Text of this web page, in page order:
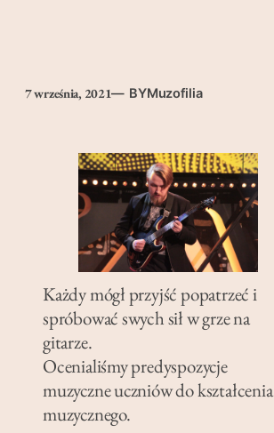
7 września, 2021— BYMuzofilia
Każdy mógł przyjść popatrzeć i
spróbować swych sił w grze na
gitarze.
Ocenialiśmy predyspozycje
muzyczne uczniów do kształcenia
muzycznego.